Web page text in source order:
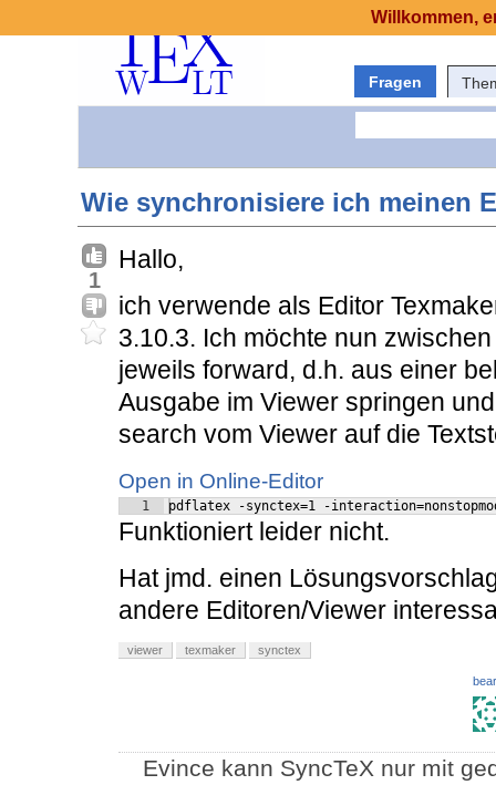
Fragen
Wie synchronisiere ich meinen
1
Hallo,
ich verwende als Editor
3.10.3. Ich möchte nun
jeweils forward, d.h. aus einer
Ausgabe im Viewer springen
search vom Viewer auf die
Open in Online-Editor
1 pdflatex -synctex=1 -
Funktioniert leider nicht.
Hat jmd. einen
andere Editoren/Viewer
viewer texmaker synctex
Evince kann SyncTeX nur mit
Willkommen,